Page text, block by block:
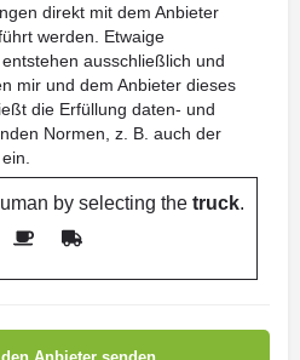
direkt mit dem Anbieter
werden. Etwaige
ausschließlich und
mir und dem Anbieter dieses
die Erfüllung daten- und
Normen, z. B. auch der
by selecting the truck.